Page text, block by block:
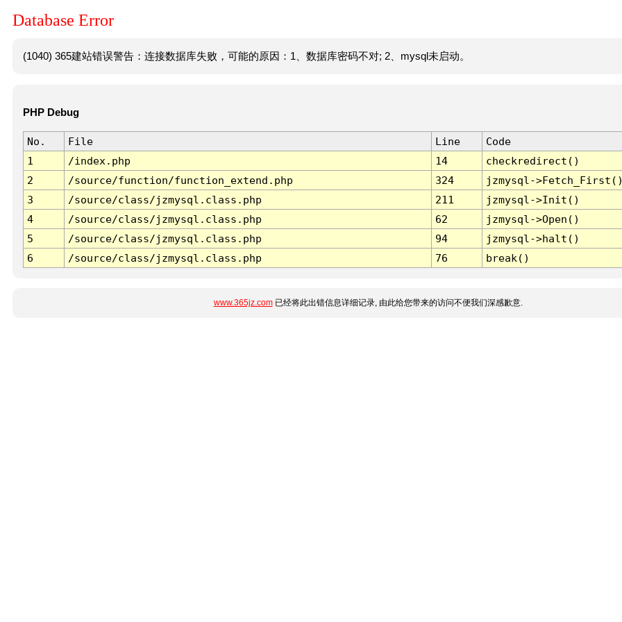
Database Error
(1040) 365建站错误警告：连接数据库失败，可能的原因：1、数据库密码不对; 2、mysql未启动。
PHP Debug
No. File Line
Code
1
/index.php 14
checkredirect()
2
/source/function/function_extend.php 324
jzmysql-
3
/source/class/jzmysql.class.php 211
jzmysql->Init()
4
/source/class/jzmysql.class.php 62
jzmysql->Open()
5
/source/class/jzmysql.class.php 94
jzmysql->halt()
6
/source/class/jzmysql.class.php 76 break()
www.365jz.com已经将此出错信息详细记录, 由此给您带来的访问不便我们深感歉意.